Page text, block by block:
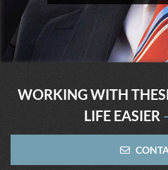
WORKING WITH
LIFE EASIER